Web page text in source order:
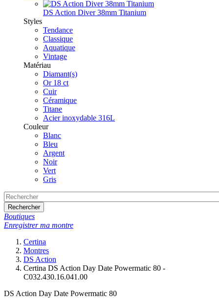
DS Action Diver 38mm Titanium
Styles
Tendance
Classique
Aquatique
Vintage
Matériau
Diamant(s)
Or 18 ct
Cuir
Céramique
Titane
Acier inoxydable 316L
Couleur
Blanc
Bleu
Argent
Noir
Vert
Gris
Rechercher
Boutiques
Enregistrer ma montre
Certina
Montres
DS Action
Certina DS Action Day Date Powermatic 80 -
C032.430.16.041.00
DS Action Day Date Powermatic 80